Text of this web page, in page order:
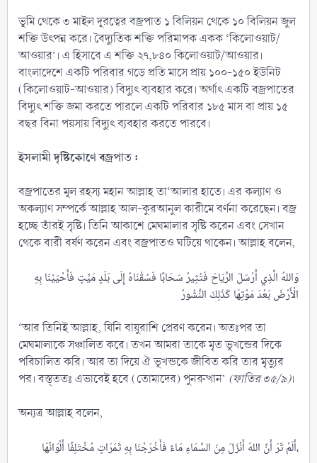
ভূমি থেকে ৩ মাইল দূরত্বের বজ্রপাত ১ বিলিয়ন থেকে ১০ বিলিয়ন জুল
শক্তি উৎপন্ন করে। বৈদ্যুতিক শক্তি পরিমাপক একক ‘কিলোওয়াট/
আওয়ার’। এ হিসাবে এ শক্তি ২৭,৮৪০ কিলোওয়াট/আওয়ার।
বাংলাদেশে একটি পরিবার গড়ে প্রতি মাসে প্রায় ১০০-১৫০ ইউনিট
(কিলোওয়াট-আওয়ার) বিদ্যুৎ ব্যবহার করে। অর্থাৎ একটি বজ্রপাতের
বিদ্যুৎ শক্তি জমা করতে পারলে একটি পরিবার ১৮৫ মাস বা প্রায় ১৫
বছর বিনা পয়সায় বিদ্যুৎ ব্যবহার করতে পারবে।
ইসলামী দৃষ্টিকোণে বজ্রপাত :
বজ্রপাতের মূল রহস্য মহান আল্লাহ তা‘আলার হাতে। এর কল্যাণ ও
অকল্যাণ সম্পর্কে আল্লাহ আল-কুরআনুল কারীমে বর্ণনা করেছেন। বজ্র
হচ্ছে তাঁরই সৃষ্টি। তিনি আকাশে মেঘমালার সৃষ্টি করেন এবং সেখান
থেকে বারী বর্ষণ করেন এবং বজ্রপাতও ঘটিয়ে থাকেন। আল্লাহ বলেন,
وَاللهُ الَّذِي أَرْسَلَ الرِّيَاحَ فَتُثِيرُ سَحَابًا فَسُقْنَاهُ إِلَى بَلَدٍ مَيِّتٍ فَأَحْيَيْنَا بِهِ
‘আর তিনিই আল্লাহ, যিনি বায়ুরাশি প্রেরণ করেন। অতঃপর তা
মেঘমালাকে সঞ্চালিত করে। তখন আমরা তাকে মৃত ভূখন্ডের দিকে
পরিচালিত করি। আর তা দিয়ে ঐ ভূখন্ডকে জীবিত করি তার মৃত্যুর
পর। বস্ত্ততঃ এভাবেই হবে (তোমাদের) পুনরুত্থান’ (ফাতির ৩৫/৯)।
অন্যত্র আল্লাহ বলেন,
أَلَمْ تَرَ أَنَّ اللهَ أَنْزَلَ مِنَ السَّمَاءِ مَاءً فَأَخْرَجْنَا بِهِ ثَمَرَاتٍ مُخْتَلِفًا أَلْوَانُهَا،​